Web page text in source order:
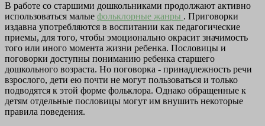
В работе со старшими дошкольниками продолжают активно
использоваться малые фольклорные жанры . Приговорки
издавна употребляются в воспитании как педагогические
приемы, для того, чтобы эмоционально окрасит значимость
того или иного момента жизни ребенка. Пословицы и
поговорки доступны пониманию ребенка старшего
дошкольного возраста. Но поговорка - принадлежность речи
взрослого, дети ею почти не могут пользоваться и только
подводятся к этой форме фольклора. Однако обращенные к
детям отдельные пословицы могут им внушить некоторые
правила поведения.